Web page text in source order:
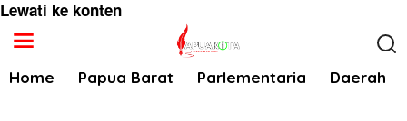
Lewati ke konten
Home Papua Barat Parlementaria Daerah